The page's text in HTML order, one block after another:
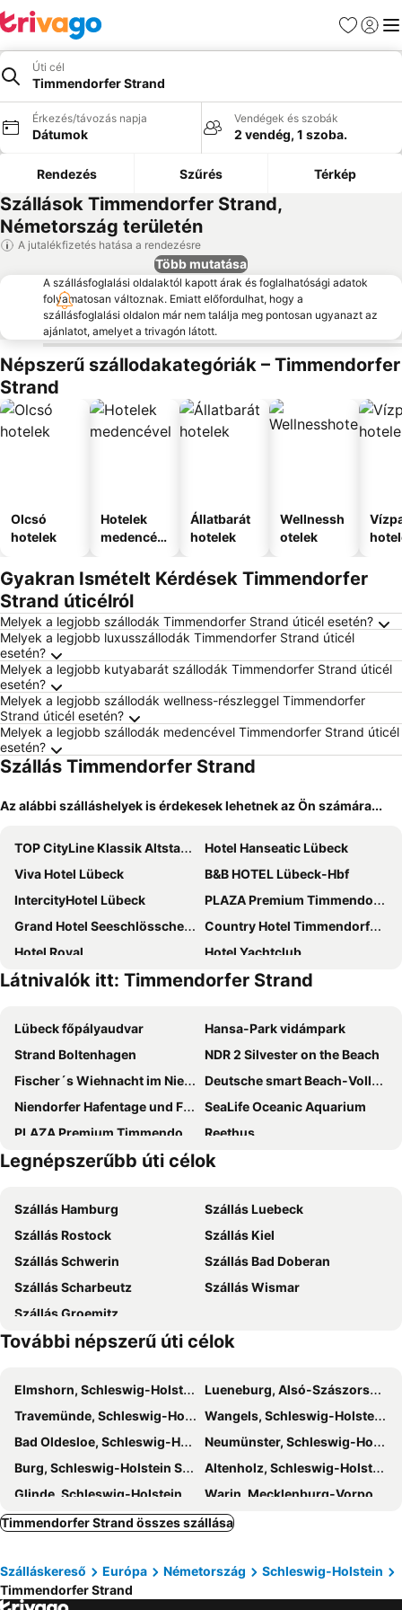
Kedvencek
Úti cél
Timmendorfer Strand
Érkezés/távozás napja
Dátumok
Vendégek és szobák
2 vendég, 1 szoba.
Rendezés Szűrés Térkép
Szállások Timmendorfer Strand,
Németország területén
A jutalékfizetés hatása a rendezésre
Több mutatása
A szállásfoglalási oldalaktól kapott árak és foglalhatósági adatok
folyamatosan változnak. Emiatt előfordulhat, hogy a
szállásfoglalási oldalon már nem találja meg pontosan ugyanazt az
ajánlatot, amelyet a trivagón látott.
Népszerű szállodakategóriák – Timmendorfer
Strand
Olcsó
hotelek
Hotelek
medencév
Állatbarát
hotelek
Wellnessh
otelek
Gyakran Ismételt Kérdések Timmendorfer
Strand úticélról
Melyek a legjobb szállodák Timmendorfer Strand úticél esetén?
Melyek a legjobb luxusszállodák Timmendorfer Strand úticél
esetén?
Melyek a legjobb kutyabarát szállodák Timmendorfer Strand úticél
esetén?
Melyek a legjobb szállodák wellness-részleggel Timmendorfer
Strand úticél esetén?
Melyek a legjobb szállodák medencével Timmendorfer Strand úticél
esetén?
Szállás Timmendorfer Strand
Az alábbi szálláshelyek is érdekesek lehetnek az Ön számára...
TOP CityLine Klassik Altstadt Hotel
Hotel Hanseatic Lübeck
Viva Hotel Lübeck
B&B HOTEL Lübeck-Hbf
IntercityHotel Lübeck
PLAZA Premium Timmendorfer Strand
Grand Hotel Seeschlösschen Sea Retreat & SPA
Country Hotel Timmendorfer Strand
Hotel Royal
Hotel Yachtclub
Hotel Gorch Fock
Petersen's Landhaus
SlowDown Travemünde
Arborea Marina Resort Neustadt
Hotel Lübecker Hof
ibis Luebeck City
Hotel an der Marienkirche
Radisson Blu Senator Hotel, Lübeck
Hotel Jensen
CVJM Hotel am Dom
Hotel Kaiserhof
Hotel Ideal
Hotel Seebrise Grömitz
Látnivalók itt: Timmendorfer Strand
Lübeck főpályaudvar
Hansa-Park vidámpark
Strand Boltenhagen
NDR 2 Silvester on the Beach
Fischer´s Wiehnacht im Niendorfer Hafen
Deutsche smart Beach-Volleyball Meisterschaften
Niendorfer Hafentage und Fischmarkt
SeaLife Oceanic Aquarium
PLAZA Premium Timmendorfer Strand
Reethus
Ostsee-Therme
Vogelpark Niendorf
Seehof
Travemünde
Kritzowburg
Lübsche Straße
Wismar Ost
Tarnewitz
Basilika
Legnépszerűbb úti célok
Szállás Hamburg
Szállás Luebeck
Szállás Rostock
Szállás Kiel
Szállás Schwerin
Szállás Bad Doberan
Szállás Scharbeutz
Szállás Wismar
Szállás Groemitz
További népszerű úti célok
Elmshorn, Schleswig-Holstein Szállás
Lueneburg, Alsó-Szászország Szállás
Travemünde, Schleswig-Holstein Szállás
Wangels, Schleswig-Holstein Szállás
Bad Oldesloe, Schleswig-Holstein Szállás
Neumünster, Schleswig-Holstein Szállás
Burg, Schleswig-Holstein Szállás
Altenholz, Schleswig-Holstein Szállás
Glinde, Schleswig-Holstein Szállás
Warin, Mecklenburg-Vorpommern Szállás
Pinneberg, Schleswig-Holstein Szállás
Nienhagen, Mecklenburg-Vorpommern Szállás
Fockbek, Schleswig-Holstein Szállás
Neustadt-Glewe, Mecklenburg-Vorpommern Szállás
Güstrow, Mecklenburg-Vorpommern Szállás
Parchim, Mecklenburg-Vorpommern Szállás
Timmendorfer Strand összes szállása
Szálláskereső Európa Németország
Schleswig-Holstein
Timmendorfer Strand